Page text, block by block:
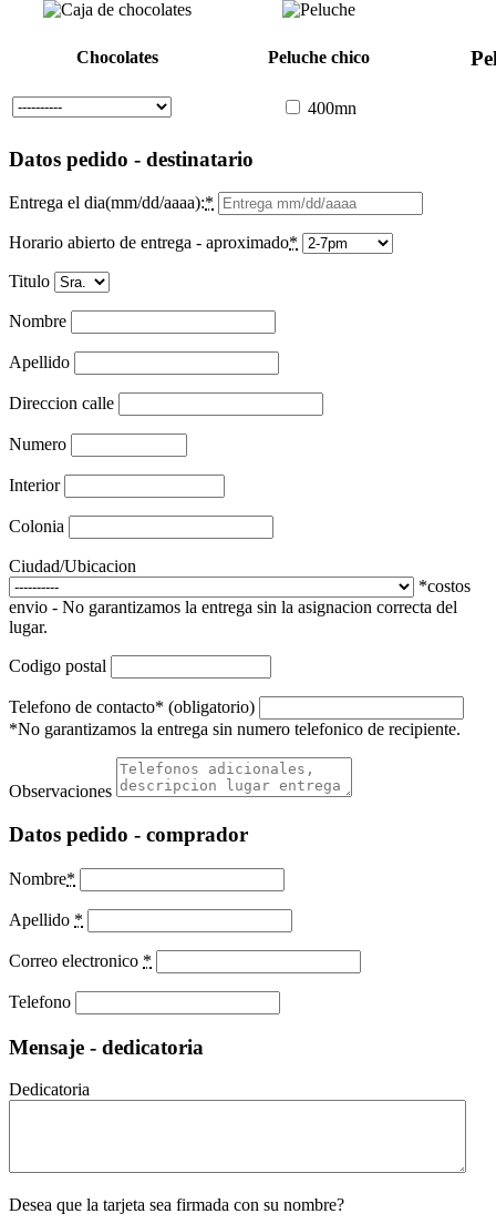
Chocolates Peluche chico
400mn
Datos pedido - destinatario
Entrega el dia(mm/dd/aaaa):*
Horario abierto de entrega - aproximado*
Titulo
Nombre
Apellido
Direccion calle
Numero
Interior
Colonia
Ciudad/Ubicacion
*costos
envio - No garantizamos la entrega sin la asignacion correcta del
lugar.
Codigo postal
Telefono de contacto* (obligatorio)
*No garantizamos la entrega sin numero telefonico de recipiente.
Observaciones
Datos pedido - comprador
Nombre*
Apellido *
Correo electronico *
Telefono
Mensaje - dedicatoria
Dedicatoria
Desea que la tarjeta sea firmada con su nombre?